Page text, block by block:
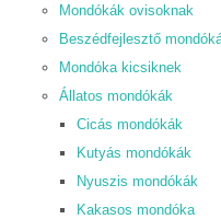
Mondókák ovisoknak
Beszédfejlesztő
Mondóka kicsiknek
Állatos mondókák
Cicás mondókák
Kutyás mondókák
Nyuszis mondókák
Kakasos mondóka